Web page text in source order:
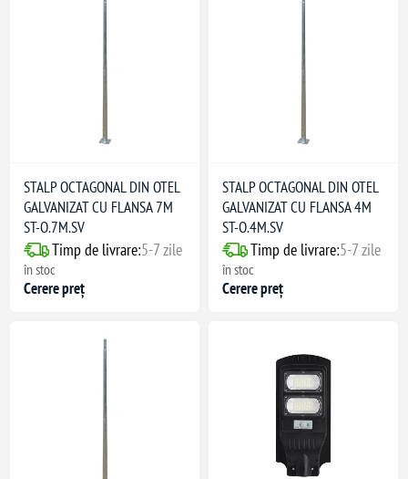
STALP OCTAGONAL DIN OTEL
GALVANIZAT CU FLANSA 7M
ST-O.7M.SV
Timp de livrare:5-7 zile
în stoc
Cerere preț
STALP OCTAGONAL DIN OTEL
GALVANIZAT CU FLANSA 4M
ST-O.4M.SV
Timp de livrare:5-7 zile
în stoc
Cerere preț